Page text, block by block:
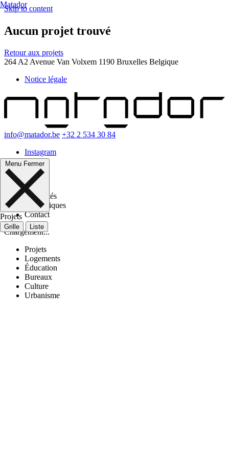
Skip to content
Matador
Atelier
Actualités
Thématiques
Contact
Projets
Logements
Grille Liste
Menu Fermer
Projets
Grille Liste
Aucun projet trouvé
Retour aux projets
264 A2 Avenue Van Volxem 1190 Bruxelles Belgique
Notice légale
info@matador.be +32 2 534 30 84
Instagram
Matador
Atelier
Actualités
Thématiques
Contact
Chargement...
Projets
Logements
Éducation
Bureaux
Culture
Urbanisme